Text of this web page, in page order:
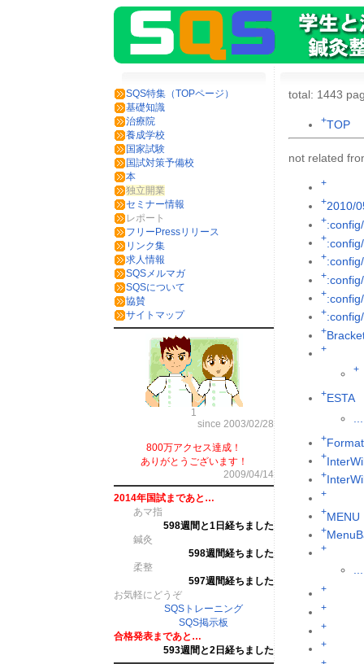
SQS特集（TOPページ）
基礎知識
治療院
養成学校
国家試験
国試対策予備校
本
独立開業
セミナー情報
レポート
フリーPressリリース
リンク集
求人情報
SQSメルマガ
SQSについて
協賛
サイトマップ
1
since 2003/02/28
800万アクセス達成！
ありがとうございます！
2009/04/14
2014年国試まであと…
あマ指
598週間と1日経ちました
鍼灸
598週間経ちました
柔整
597週間経ちました
お気軽にどうぞ
SQSトレーニング
SQS掲示板
合格発表まであと…
593週間と2日経ちました
total: 1443
+TOP
not related
+
+2010/
+
+
+
+
+
+
+
+
+
+ESTA
+
+
+
+
+MENU
+
+
+
+
+
+